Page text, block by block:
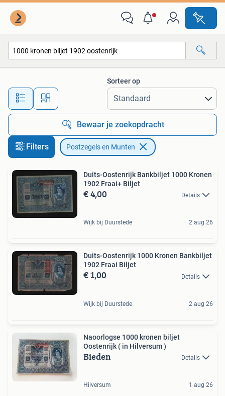
Alle afstanden…
Sorteer op
Bewaar je zoekopdracht
Filters Postzegels en Munten
Duits-Oostenrijk Bankbiljet 1000 Kronen
1902 Fraai+ Biljet
€ 4,00 Details
Wijk bij Duurstede 2 aug 26
Duits-Oostenrijk 1000 Kronen Bankbiljet
1902 Fraai Biljet
€ 1,00 Details
Wijk bij Duurstede 2 aug 26
Naoorlogse 1000 kronen biljet
Oostenrijk ( in Hilversum )
Bieden Details
Hilversum 1 aug 26